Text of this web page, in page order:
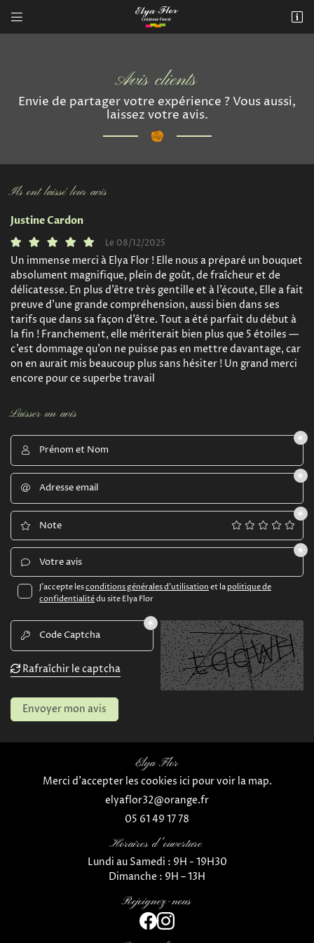

ACCUEIL
SERVICES
CRÉATIONS
ACTUALITÉS

05 61 49 17
Restez
283 avenue de Grande Bretagne
Adresse email de réception
 Recopier le code ci-contre
Rafraîchir le captcha
En cochant cette case, vous consentez à recevoir nos propositions
commerciales à l'adresse email indiqué ci-dessus. Vous pouvez vous désinscrire à
Avis clients
Envie de partager votre expérience ? Vous aussi,
laissez votre avis.
Ils ont laissé leur avis
Justine Cardon
Le 08/12/2025
Un immense merci à Elya Flor ! Elle nous a préparé un bouquet
absolument magnifique, plein de goût, de fraîcheur et de
délicatesse. En plus d’être très gentille et à l’écoute, Elle a fait
preuve d’une grande compréhension, aussi bien dans ses
tarifs que dans sa façon d’être. Tout a été parfait du début à
la fin ! Franchement, elle mériterait bien plus que 5 étoiles —
c’est dommage qu’on ne puisse pas en mettre davantage, car
on en aurait mis beaucoup plus sans hésiter ! Un grand merci
encore pour ce superbe travail
Laisser un avis
 Prénom et Nom
 Adresse email
 Note
 Votre avis
J'accepte lesconditions générales d'utilisation et la politique de
confidentialitédu site Elya Flor
 Code Captcha
 Rafraîchir le captcha
Envoyer mon avis
Elya Flor
Merci d'accepter les cookies ici pour voir la map.
05 61 49 17 78
Horaires d'ouverture
Lundi au Samedi : 9H - 19H30
Dimanche : 9H – 13H
Rejoignez-nous